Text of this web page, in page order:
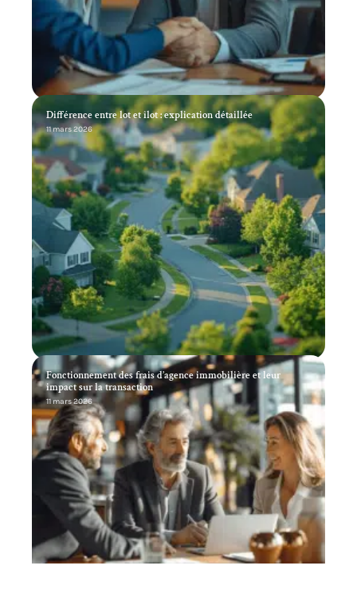
Différence entre lot et îlot : explication détaillée
11 mars 2026
Fonctionnement des frais d’agence immobilière et leur
impact sur la transaction
11 mars 2026